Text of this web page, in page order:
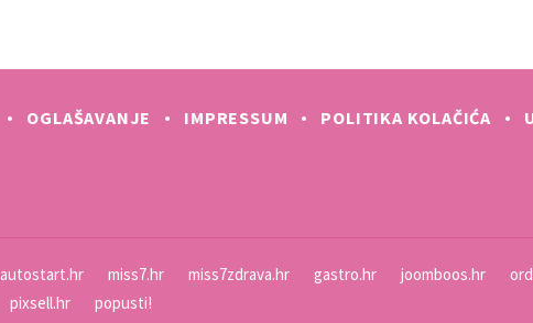
OGLAŠAVANJE IMPRESSUM POLITIKA KOLAČIĆA
autostart.hr miss7.hr miss7zdrava.hr gastro.hr joomboos.hr
pixsell.hr popusti!